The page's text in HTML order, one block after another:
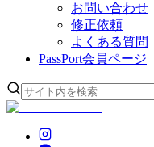
お問い合わせ
修正依頼
よくある質問
PassPort会員ページ